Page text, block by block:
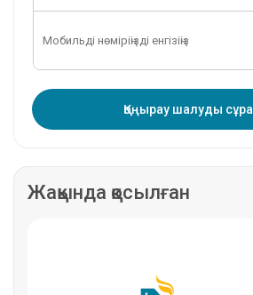
Қоңырау шалуды
Жақында қосылған